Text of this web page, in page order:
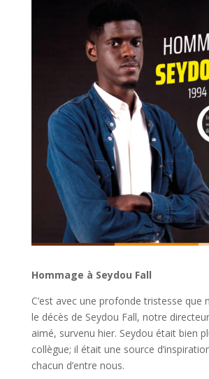
Hommage à Seydou Fall
C’est avec une profonde tristesse que
le décès de Seydou Fall, notre
aimé, survenu hier. Seydou était bien
collègue; il était une source
chacun d’entre nous.